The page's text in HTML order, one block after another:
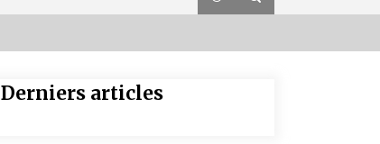
Derniers articles